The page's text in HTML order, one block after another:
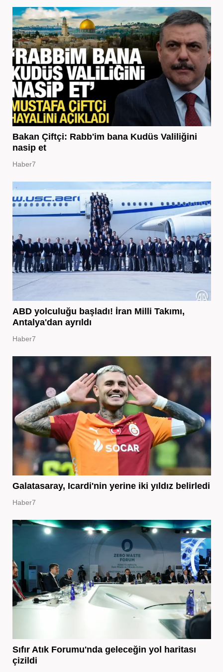
Bakan Çiftçi: Rabb'im bana Kudüs Valiliğini
nasip et
Haber7
ABD yolculuğu başladı! İran Milli Takımı,
Antalya'dan ayrıldı
Haber7
Galatasaray, Icardi'nin yerine iki yıldız belirledi
Haber7
Sıfır Atık Forumu'nda geleceğin yol haritası
çizildi